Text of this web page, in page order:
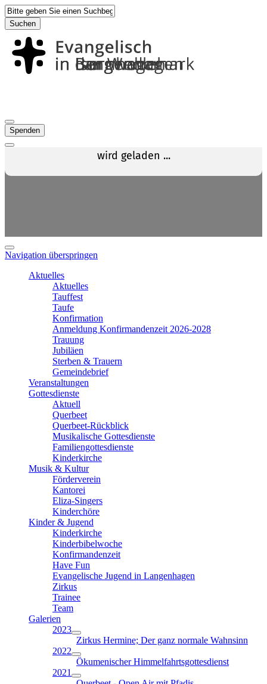
Suchen
Spenden
Navigation überspringen
Aktuelles
Aktuelles
Tauffest
Taufe
Konfirmation
Anmeldung Konfirmandenzeit 2026-2028
Trauung
Jubiläen
Sterben & Trauern
Gemeindebrief
Veranstaltungen
Gottesdienste
Aktuell
Querbeet
Querbeet-Rückblick
Musikalische Gottesdienste
Familiengottesdienste
Kinderkirche
Musik & Kultur
Förderverein
Kantorei
Eliza-Singers
Kinderchöre
Kinder & Jugend
Kinderkirche
Kinderbibelwoche
Konfirmandenzeit
Have Fun
Evangelische Jugend in Langenhagen
Zirkus
Trainee
Team
Galerien
2023
Zirkus Hermine; Der ganz normale Wahnsinn
2022
Ökumenischer Himmelfahrtsgottesdienst
2021